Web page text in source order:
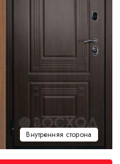
Внутренняя сторона